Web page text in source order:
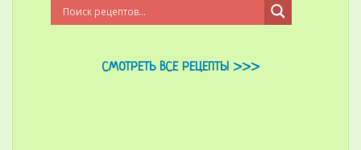
СМОТРЕТЬ ВСЕ РЕЦЕПТЫ >>>